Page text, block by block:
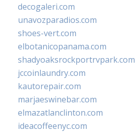
decogaleri.com
unavozparadios.com
shoes-vert.com
elbotanicopanama.com
shadyoaksrockportrvpark.com
jccoinlaundry.com
kautorepair.com
marjaeswinebar.com
elmazatlanclinton.com
ideacoffeenyc.com